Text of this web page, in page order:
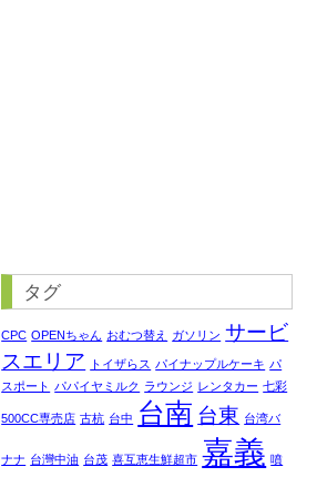
タグ
CPC OPENちゃん おむつ替え ガソリン サービ
スエリア
トイザらス パイナップルケーキ パ
スポート パパイヤミルク ラウンジ レンタカー 七彩
500CC専売店 古杭 台中 台南 台東 台湾バ
ナナ 台灣中油 台茂 喜互恵生鮮超市 嘉義 噴